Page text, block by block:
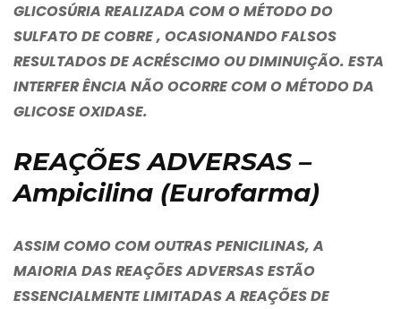
GLICOSÚRIA REALIZADA COM O MÉTODO DO
SULFATO DE COBRE , OCASIONANDO FALSOS
RESULTADOS DE ACRÉSCIMO OU DIMINUIÇÃO. ESTA
INTERFER ÊNCIA NÃO OCORRE COM O MÉTODO DA
GLICOSE OXIDASE.
REAÇÕES ADVERSAS –
Ampicilina (Eurofarma)
ASSIM COMO COM OUTRAS PENICILINAS, A
MAIORIA DAS REAÇÕES ADVERSAS ESTÃO
ESSENCIALMENTE LIMITADAS A REAÇÕES DE